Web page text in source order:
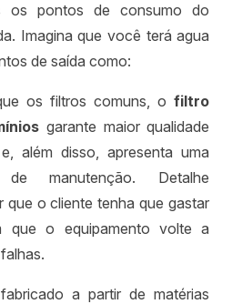
os pontos de consumo do
Imagina que você terá agua
de saída como:
os filtros comuns, ofiltro
garante maior qualidade
além disso, apresenta uma
manutenção. Detalhe
que o cliente tenha que gastar
que o equipamento volte a
a partir de matérias